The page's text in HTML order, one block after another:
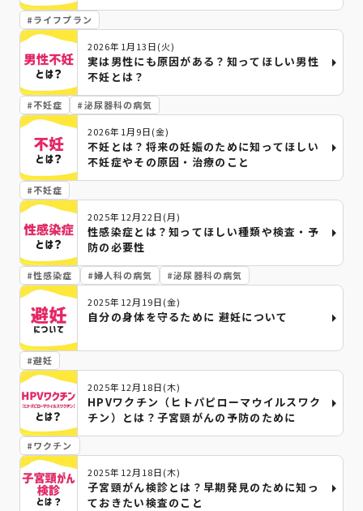
#ライフプラン
2026年1月13日(火)
実は男性にも原因がある？知ってほしい男性
不妊とは？
#不妊症 #泌尿器科の病気
2026年1月9日(金)
不妊とは？将来の妊娠のために知ってほしい
不妊症やその原因・治療のこと
#不妊症
2025年12月22日(月)
性感染症とは？知ってほしい種類や検査・予
防の必要性
#性感染症 #婦人科の病気 #泌尿器科の病気
2025年12月19日(金)
自分の身体を守るために 避妊について
#避妊
2025年12月18日(木)
HPVワクチン（ヒトパピローマウイルスワク
チン）とは？子宮頸がんの予防のために
#ワクチン
2025年12月18日(木)
子宮頸がん検診とは？早期発見のために知っ
ておきたい検査のこと